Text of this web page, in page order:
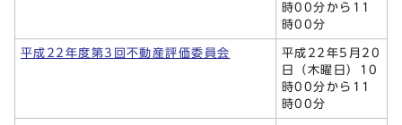
時00分から11
時00分
平成22年度第3回不動産評価委員会
平成22年5月20
日（木曜日）10
時00分から11
時00分